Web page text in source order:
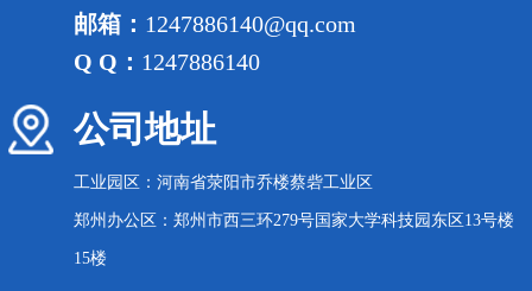
邮箱： 1247886140@qq.com
Q Q： 1247886140
公司地址
工业园区：河南省荥阳市乔楼蔡砦工业区
郑州办公区：郑州市西三环279号国家大学科技园东区13号楼
15楼